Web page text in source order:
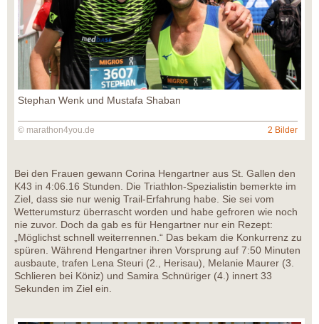
Stephan Wenk und Mustafa Shaban
© marathon4you.de 2 Bilder
Bei den Frauen gewann Corina Hengartner aus St. Gallen den
K43 in 4:06.16 Stunden. Die Triathlon-Spezialistin bemerkte im
Ziel, dass sie nur wenig Trail-Erfahrung habe. Sie sei vom
Wetterumsturz überrascht worden und habe gefroren wie noch
nie zuvor. Doch da gab es für Hengartner nur ein Rezept:
„Möglichst schnell weiterrennen.“ Das bekam die Konkurrenz zu
spüren. Während Hengartner ihren Vorsprung auf 7:50 Minuten
ausbaute, trafen Lena Steuri (2., Herisau), Melanie Maurer (3.
Schlieren bei Köniz) und Samira Schnüriger (4.) innert 33
Sekunden im Ziel ein.